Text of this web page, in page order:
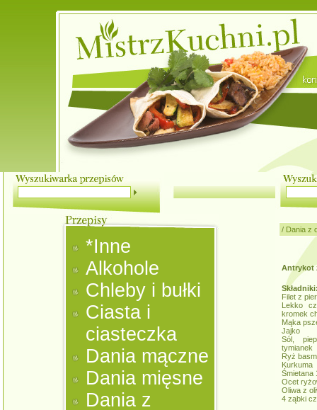
*Inne
Alkohole
Chleby i bułki
Ciasta i
ciasteczka
Dania mączne
Dania mięsne
Dania z
/ Dania z
Antrykot
Filet z
Lekko
kromek
Mąka
Jajko
Sól,
tymianek
Ryż
Kurkuma
Śmietana
Ocet
Oliwa z
4 ząbki